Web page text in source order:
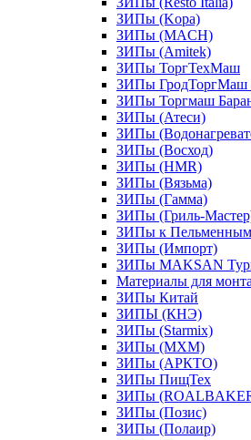
ЗИПы (Kopa)
ЗИПы (MACH)
ЗИПы (Amitek)
ЗИПы ТоргТехМаш
ЗИПы ГродТоргМаш
ЗИПы Торгмаш
ЗИПы (Атеси)
ЗИПы
ЗИПы (Восход)
ЗИПы (HMR)
ЗИПы (Вязьма)
ЗИПы (Гамма)
ЗИПы (Гриль-
ЗИПы к Пельменным
ЗИПы (Импорт)
ЗИПы MAKSAN
Материалы для
ЗИПы Китай
ЗИПЫ (КНЭ)
ЗИПы (Starmix)
ЗИПы (МХМ)
ЗИПы (АРКТО)
ЗИПы ПищТех
ЗИПы
ЗИПы (Позис)
ЗИПы (Полаир)